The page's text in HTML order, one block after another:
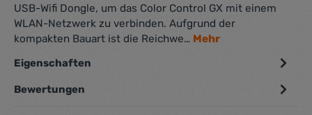
USB-Wifi Dongle, um das Color Control GX mit einem
WLAN-Netzwerk zu verbinden. Aufgrund der
kompakten Bauart ist die Reichwe… Mehr
Eigenschaften
Bewertungen